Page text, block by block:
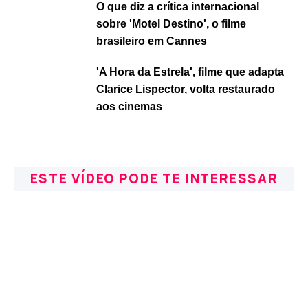
O que diz a crítica internacional
sobre 'Motel Destino', o filme
brasileiro em Cannes
'A Hora da Estrela', filme que adapta
Clarice Lispector, volta restaurado
aos cinemas
ESTE VÍDEO PODE TE INTERESSAR